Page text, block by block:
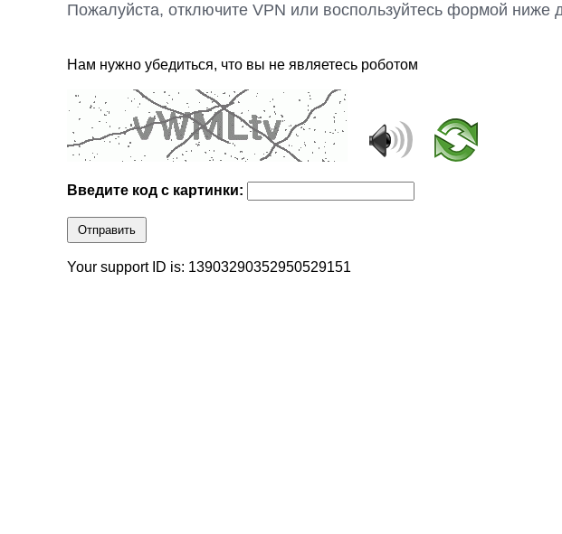
Пожалуйста, отключите VPN или воспользуйтесь формой ниже
Нам нужно убедиться, что вы не являетесь роботом
Введите код с картинки:
Отправить
Your support ID is: 13903290352950529151